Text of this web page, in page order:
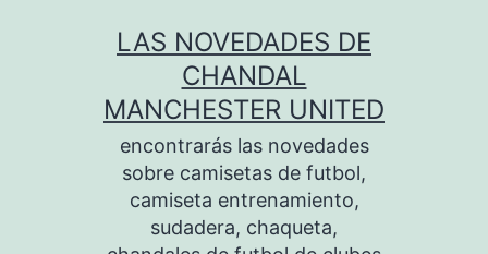
LAS NOVEDADES DE
CHANDAL
MANCHESTER UNITED
encontrarás las novedades
sobre camisetas de futbol,
camiseta entrenamiento,
sudadera, chaqueta,